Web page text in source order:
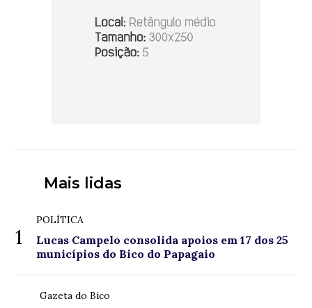
Mais lidas
1
POLÍTICA
Lucas Campelo consolida apoios em 17 dos 25
municípios do Bico do Papagaio
Gazeta do Bico